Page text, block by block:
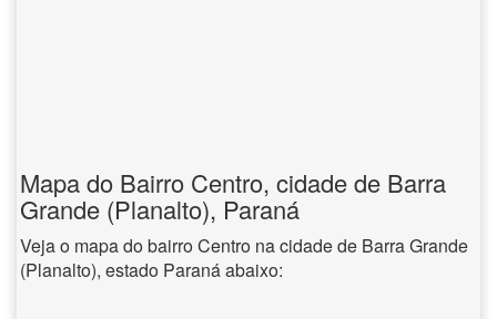
Mapa do Bairro Centro, cidade de Barra
Grande (Planalto), Paraná
Veja o mapa do bairro Centro na cidade de Barra Grande
(Planalto), estado Paraná abaixo: